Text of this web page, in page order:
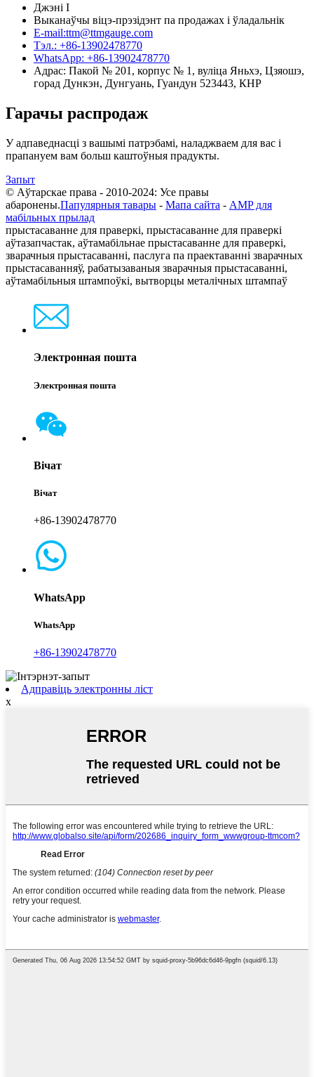
Джэні І
Выканаўчы віцэ-прэзідэнт па продажах і ўладальнік
E-mail:ttm@ttmgauge.com
Тэл.: +86-13902478770
WhatsApp: +86-13902478770
Адрас: Пакой № 201, корпус № 1, вуліца Яньхэ, Цзяошэ,
горад Дункэн, Дунгуань, Гуандун 523443, КНР
Гарачы распродаж
У адпаведнасці з вашымі патрэбамі, наладжваем для вас і
прапануем вам больш каштоўныя прадукты.
Запыт
© Аўтарскае права - 2010-2024: Усе правы
абаронены.Папулярныя тавары - Мапа сайта - AMP для
мабільных прылад
прыстасаванне для праверкі, прыстасаванне для праверкі
аўтазапчастак, аўтамабільнае прыстасаванне для праверкі,
зварачныя прыстасаванні, паслуга па праектаванні зварачных
прыстасаванняў, рабатызаваныя зварачныя прыстасаванні,
аўтамабільныя штампоўкі, вытворцы металічных штампаў
Электронная пошта
Электронная пошта
Вічат
Вічат
+86-13902478770
WhatsApp
WhatsApp
+86-13902478770
Адправіць электронны ліст
x